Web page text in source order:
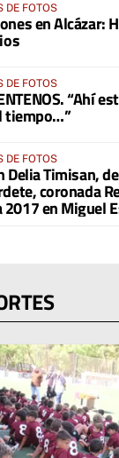
DE FOTOS
en Alcázar:
DE FOTOS
“Ahí
tiempo…”
DE FOTOS
Delia Timisan,
coronada
2017 en Miguel